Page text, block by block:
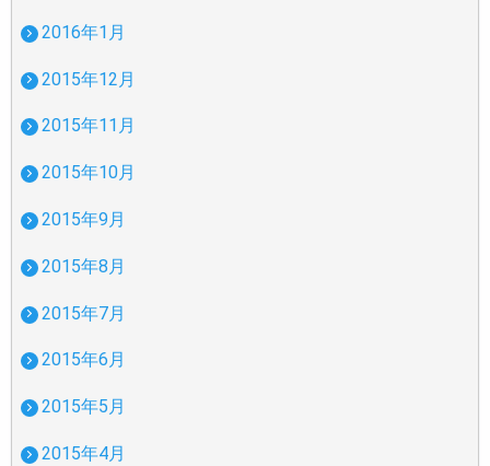
2016年1月
2015年12月
2015年11月
2015年10月
2015年9月
2015年8月
2015年7月
2015年6月
2015年5月
2015年4月